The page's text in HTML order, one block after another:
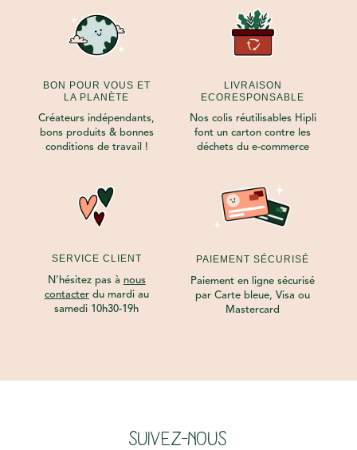
BON POUR VOUS ET
LA PLANÈTE
Créateurs indépendants,
bons produits & bonnes
conditions de travail !
LIVRAISON
ECORESPONSABLE
Nos colis réutilisables Hipli
font un carton contre les
déchets du e-commerce
SERVICE CLIENT
N’hésitez pas à nous
contacterdu mardi au
samedi 10h30-19h
PAIEMENT SÉCURISÉ
Paiement en ligne sécurisé
par Carte bleue, Visa ou
Mastercard
SUIVEZ-NOUS